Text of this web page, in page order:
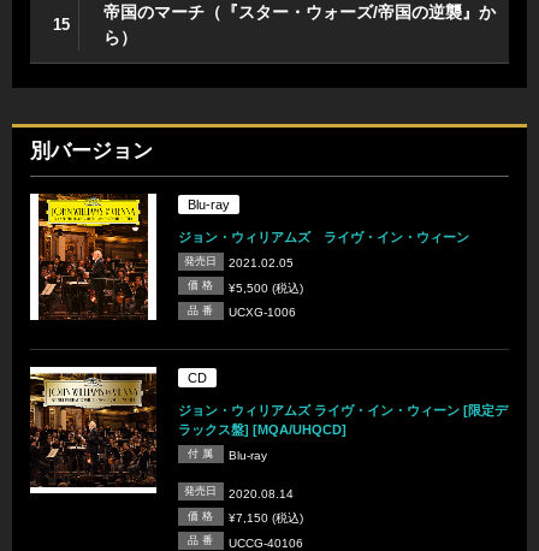
15
帝国のマーチ（『スター・ウォーズ/帝国の逆襲』か
ら）
別バージョン
Blu-ray
ジョン・ウィリアムズ ライヴ・イン・ウィーン
発売日 2021.02.05
価 格 ¥5,500 (税込)
品 番 UCXG-1006
CD
ジョン・ウィリアムズ ライヴ・イン・ウィーン [限定デ
ラックス盤] [MQA/UHQCD]
付 属 Blu-ray
発売日 2020.08.14
価 格 ¥7,150 (税込)
品 番 UCCG-40106